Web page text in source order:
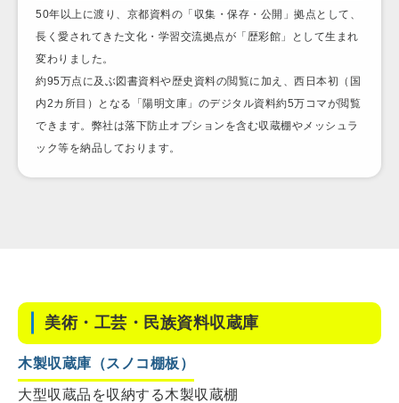
50年以上に渡り、京都資料の「収集・保存・公開」拠点として、
長く愛されてきた文化・学習交流拠点が「歴彩館」として生まれ
変わりました。
約95万点に及ぶ図書資料や歴史資料の閲覧に加え、西日本初（国
内2カ所目）となる「陽明文庫」のデジタル資料約5万コマが閲覧
できます。弊社は落下防止オプションを含む収蔵棚やメッシュラ
ック等を納品しております。
美術・工芸・民族資料収蔵庫
木製収蔵庫 （スノコ棚板）
大型収蔵品を収納する木製収蔵棚